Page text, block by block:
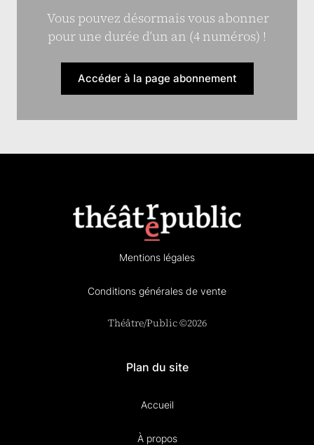
Vous pouvez désormais vous abonner
pour une durée d’un an (4 numéros) !
Accéder à la page abonnement
Mentions légales
Conditions générales de vente
Théâtre/Public ©2026
Plan du site
Accueil
À propos